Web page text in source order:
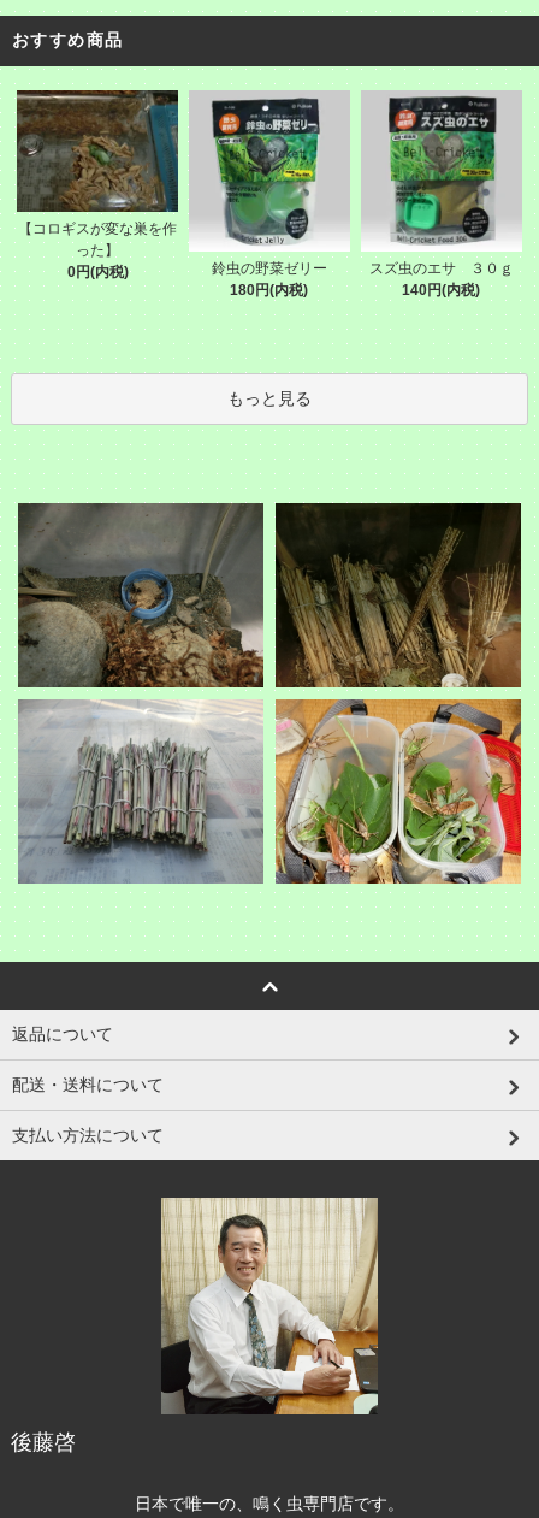
おすすめ商品
【コロギスが変な巣を作
った】
0円(内税)
鈴虫の野菜ゼリー
180円(内税)
スズ虫のエサ ３０ｇ
140円(内税)
もっと見る
返品について
配送・送料について
支払い方法について
後藤啓
日本で唯一の、鳴く虫専門店です。